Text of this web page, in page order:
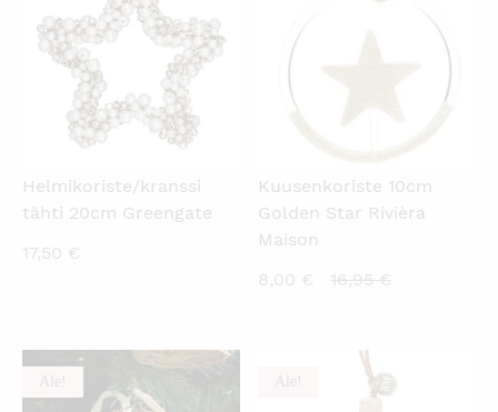
Helmikoriste/kranssi
tähti 20cm Greengate
17,50 €
Kuusenkoriste 10cm
Golden Star Rivièra
Maison
8,00 €
Nykyinen
8,00 €.
16,95€
Ale! Ale!